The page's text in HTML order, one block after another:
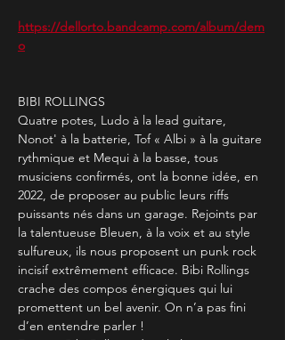
https://dellorto.bandcamp.com/album/dem
o
BIBI ROLLINGS
Quatre potes, Ludo à la lead guitare,
Nonot' à la batterie, Tof « Albi » à la guitare
rythmique et Mequi à la basse, tous
musiciens confirmés, ont la bonne idée, en
2022, de proposer au public leurs riffs
puissants nés dans un garage. Rejoints par
la talentueuse Bleuen, à la voix et au style
sulfureux, ils nous proposent un punk rock
incisif extrêmement efficace. Bibi Rollings
crache des compos énergiques qui lui
promettent un bel avenir. On n’a pas fini
d’en entendre parler !